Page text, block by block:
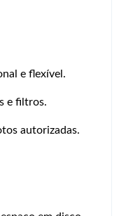
e flexível.
e filtros.
autorizadas.